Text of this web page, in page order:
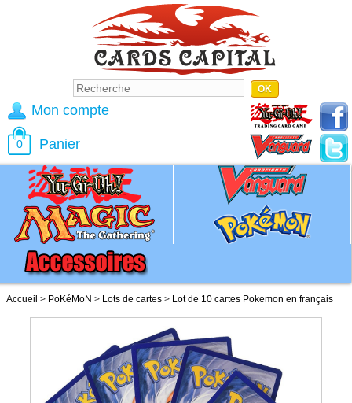
Accueil > PoKéMoN > Lots de cartes > Lot de 10 cartes Pokemon en français
Mon compte
0 Panier